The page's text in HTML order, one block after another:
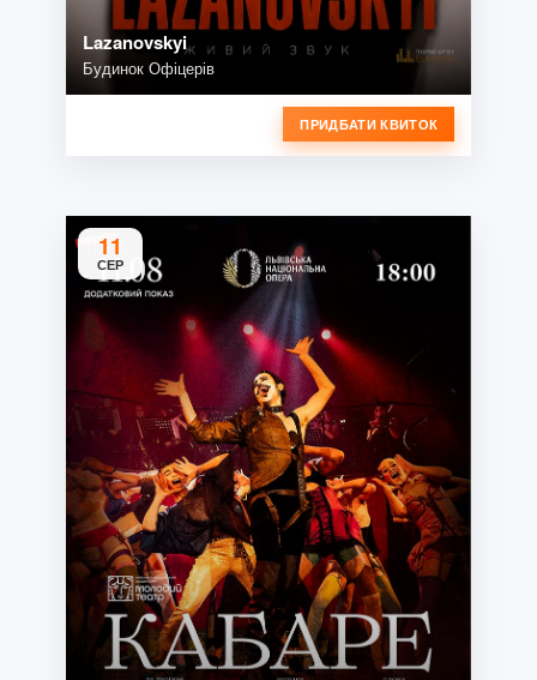
Lazanovskyi
Будинок Офіцерів
ПРИДБАТИ КВИТОК
11
СЕР